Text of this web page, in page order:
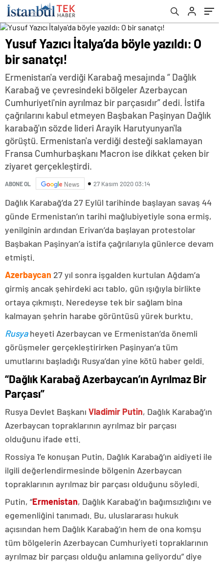
Yusuf Yazıcı İtalya’da böyle yazıldı: O
bir sanatçı!
Ermenistan'a verdiği Karabağ mesajında “ Dağlık
Karabağ ve çevresindeki bölgeler Azerbaycan
Cumhuriyeti'nin ayrılmaz bir parçasıdır” dedi. İstifa
çağrılarını kabul etmeyen Başbakan Paşinyan Dağlık
karabağ'ın sözde lideri Arayik Harutyunyan'la
görüştü. Ermenistan'a verdiği desteği saklamayan
Fransa Cumhurbaşkanı Macron ise dikkat çeken bir
ziyaret gerçekleştirdi.
ABONE OL News 27 Kasım 2020 03:14
Dağlık Karabağ’da 27 Eylül tarihinde başlayan savaş 44
günde Ermenistan’ın tarihi mağlubiyetiyle sona ermiş,
yenilginin ardından Erivan’da başlayan protestolar
Başbakan Paşinyan’a istifa çağrılarıyla günlerce devam
etmişti.
Azerbaycan 27 yıl sonra işgalden kurtulan Ağdam’a
girmiş ancak şehirdeki acı tablo, gün ışığıyla birlikte
ortaya çıkmıştı. Neredeyse tek bir sağlam bina
kalmayan şehrin harabe görüntüsü yürek burktu.
Rusyaheyeti Azerbaycan ve Ermenistan’da önemli
görüşmeler gerçekleştirirken Paşinyan’a tüm
umutlarını başladığı Rusya’dan yine kötü haber geldi.
“Dağlık Karabağ Azerbaycan’ın Ayrılmaz Bir
Parçası”
Rusya Devlet Başkanı Vladimir Putin, Dağlık Karabağ’ın
Azerbaycan topraklarının ayrılmaz bir parçası
olduğunu ifade etti.
Rossiya 1’e konuşan Putin, Dağlık Karabağ’ın aidiyeti ile
ilgili değerlendirmesinde bölgenin Azerbaycan
topraklarının ayrılmaz bir parçası olduğunu söyledi.
Putin, “Ermenistan, Dağlık Karabağ’ın bağımsızlığını ve
egemenliğini tanımadı. Bu, uluslararası hukuk
açısından hem Dağlık Karabağ’ın hem de ona komşu
tüm bölgelerin Azerbaycan Cumhuriyeti topraklarının
ayrılmaz bir parçası olduğu anlamına geliyordu” diye